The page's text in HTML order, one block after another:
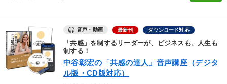
音声・動画 最新刊 ダウンロード対応
「共感」を制するリーダーが、ビジネスも、人生も
制する！
中谷彰宏の「共感の達人」音声講座（デジタ
ル版・CD版対応）